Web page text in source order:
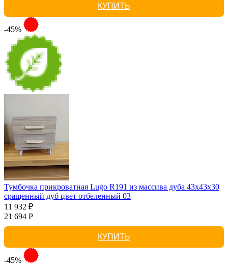
КУПИТЬ
-45%
Тумбочка прикроватная Lugo R191 из массива дуба 43х43х30
сращенный дуб цвет отбеленный 03
11 932 ₽
21 694 Р
КУПИТЬ
-45%